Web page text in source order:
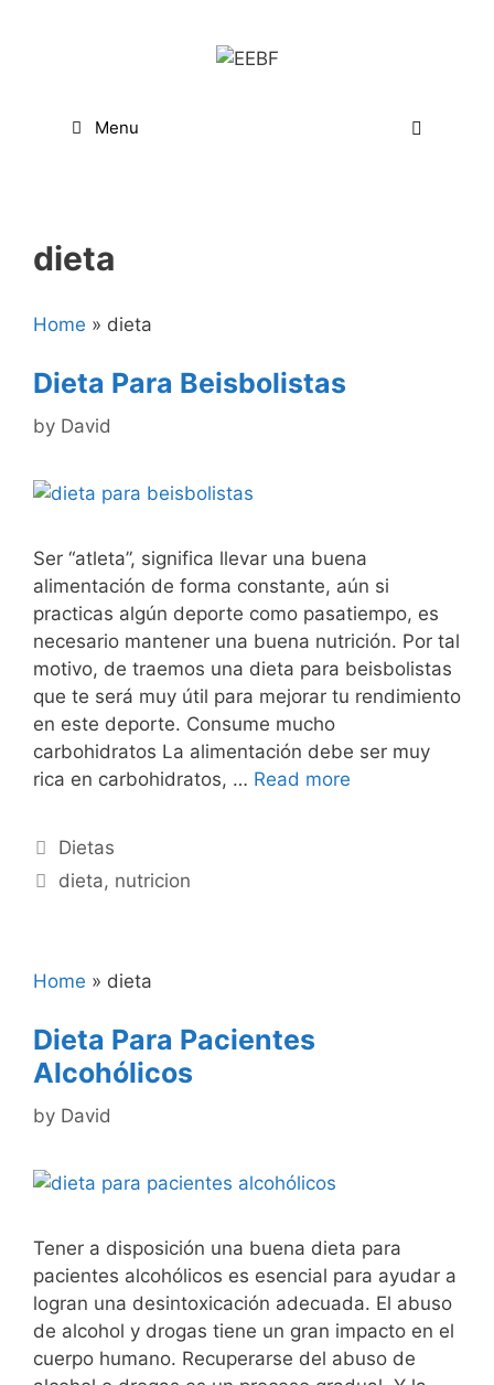
Menu
dieta
Home » dieta
Dieta Para Beisbolistas
by David
Ser “atleta”, significa llevar una buena
alimentación de forma constante, aún si
practicas algún deporte como pasatiempo, es
necesario mantener una buena nutrición. Por tal
motivo, de traemos una dieta para beisbolistas
que te será muy útil para mejorar tu rendimiento
en este deporte. Consume mucho
carbohidratos La alimentación debe ser muy
rica en carbohidratos, … Read more
Categories
Dietas
Tags
dieta, nutricion
Home » dieta
Dieta Para Pacientes
Alcohólicos
by David
Tener a disposición una buena dieta para
pacientes alcohólicos es esencial para ayudar a
logran una desintoxicación adecuada. El abuso
de alcohol y drogas tiene un gran impacto en el
cuerpo humano. Recuperarse del abuso de